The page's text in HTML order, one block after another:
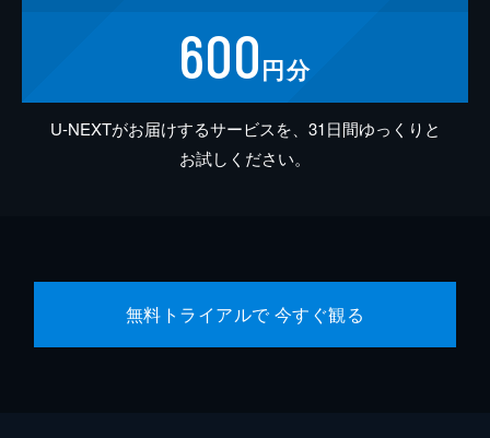
600円分
U-NEXTがお届けするサービスを、31日間ゆっくりと
お試しください。
無料トライアルで 今すぐ観る